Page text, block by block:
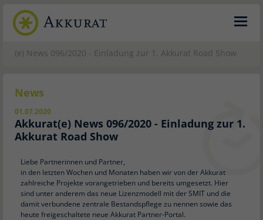
News 096/2020 - Einladung zur 1. Akkurat Road Show
News
01.07.2020
Akkurat(e) News 096/2020 - Einladung zur 1.
Akkurat Road Show
Liebe Partnerinnen und Partner,
in den letzten Wochen und Monaten haben wir von der Akkurat
zahlreiche Projekte vorangetrieben und bereits umgesetzt. Hier
sind unter anderem das neue Lizenzmodell mit der SMIT und die
damit verbundene zentrale Bestandspflege zu nennen sowie das
heute freigeschaltete neue Akkurat Partner-Portal.